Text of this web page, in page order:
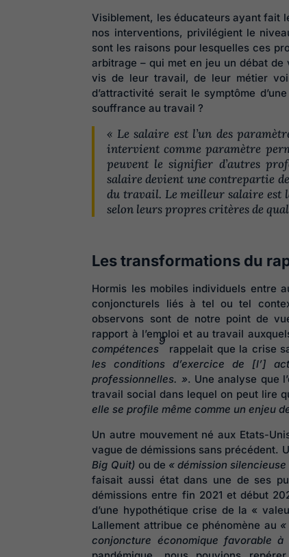
Visiblement, les éducateurs ayant fait
nos interventions, privilégient le
sont les raisons pour lesquelles ces
arbitrage – qui met en jeu un débat
vis de leur travail, de leur métier
d’attractivité serait le symptôme
souffrance au travail ?
« Le salaire est l’un des
intervient comme paramètre
peuvent le signifier d’autres
salaire devient une contrepartie
du travail. Le meilleur salaire est
selon leurs propres critères de
Les transformations du
Hormis les mobiles individuels entre
conjoncturels liés à tel ou tel
observons sont de notre point de
rapport à l’emploi et au travail
compétences
9
rappelait que la crise
les conditions d’exercice de [l’]
professionnelles. ». Une analyse que
travail social dans lequel on peut lire
elle se profile même comme un enjeu
Un autre mouvement né aux Etats-
vague de démissions sans précédent.
Big Quit) ou de « démission
faisait aussi état dans une de ses
démissions entre fin 2021 et début
d’une hypothétique crise de la «
Lallement attribue ce phénomène au
conjoncture économique favorable